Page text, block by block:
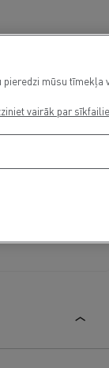
mūsu
vairāk par